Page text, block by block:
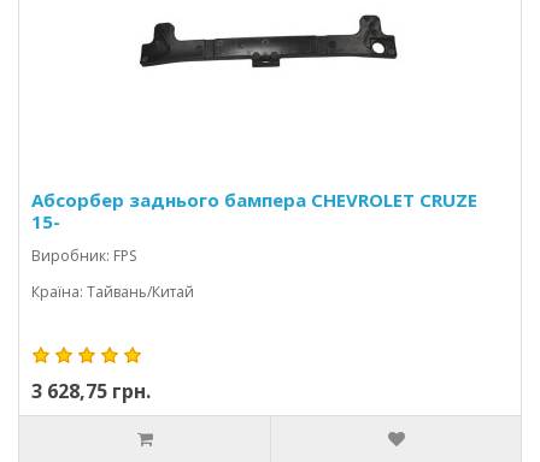
Абсорбер заднього бампера CHEVROLET CRUZE
15-
Виробник: FPS
Країна: Тайвань/Китай
3 628,75 грн.